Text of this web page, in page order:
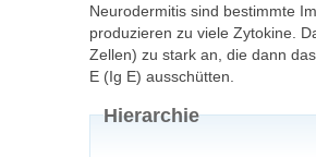
Neurodermitis sind bestimmte
produzieren zu viele Zytokine.
Zellen) zu stark an, die dann
E (Ig E) ausschütten.
Hierarchie